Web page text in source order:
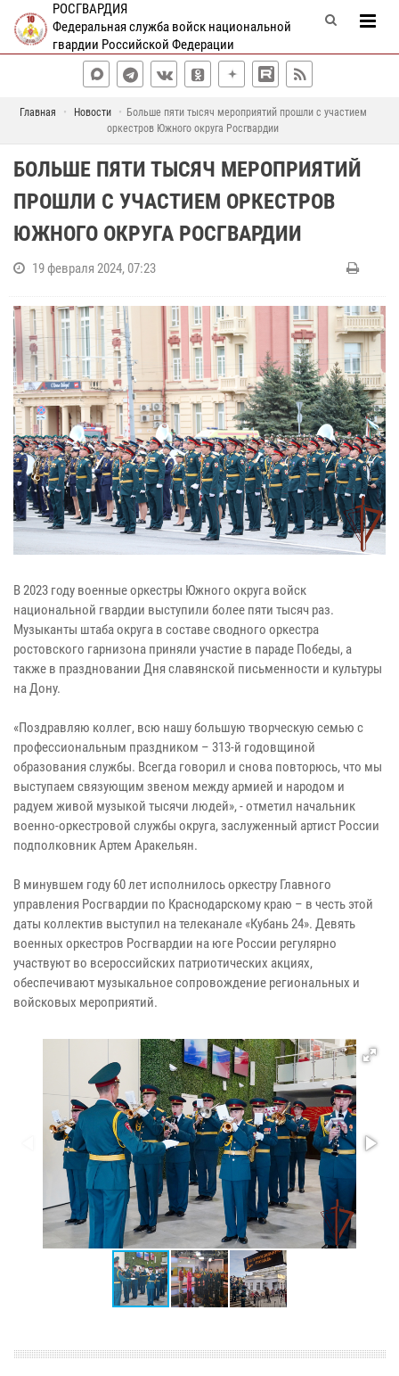
РОСГВАРДИЯ
Федеральная служба войск национальной
гвардии Российской Федерации
Главная Новости
Больше пяти тысяч мероприятий прошли с участием
оркестров Южного округа Росгвардии
БОЛЬШЕ ПЯТИ ТЫСЯЧ МЕРОПРИЯТИЙ
ПРОШЛИ С УЧАСТИЕМ ОРКЕСТРОВ
ЮЖНОГО ОКРУГА РОСГВАРДИИ
19 февраля 2024, 07:23
В 2023 году военные оркестры Южного округа войск
национальной гвардии выступили более пяти тысяч раз.
Музыканты штаба округа в составе сводного оркестра
ростовского гарнизона приняли участие в параде Победы, а
также в праздновании Дня славянской письменности и культуры
на Дону.
«Поздравляю коллег, всю нашу большую творческую семью с
профессиональным праздником – 313-й годовщиной
образования службы. Всегда говорил и снова повторюсь, что мы
выступаем связующим звеном между армией и народом и
радуем живой музыкой тысячи людей», - отметил начальник
военно-оркестровой службы округа, заслуженный артист России
подполковник Артем Аракельян.
В минувшем году 60 лет исполнилось оркестру Главного
управления Росгвардии по Краснодарскому краю – в честь этой
даты коллектив выступил на телеканале «Кубань 24». Девять
военных оркестров Росгвардии на юге России регулярно
участвуют во всероссийских патриотических акциях,
обеспечивают музыкальное сопровождение региональных и
войсковых мероприятий.